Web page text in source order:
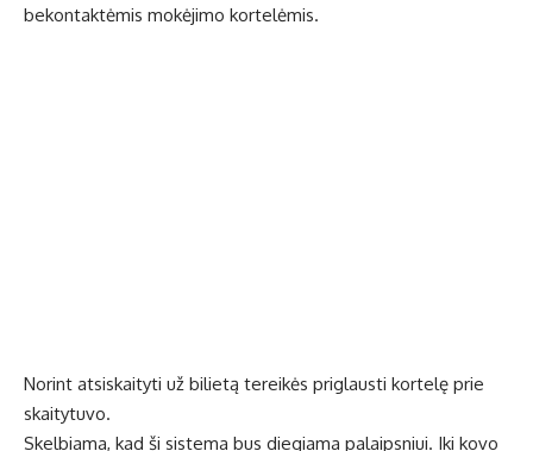
bekontaktėmis mokėjimo kortelėmis.
Norint atsiskaityti už bilietą tereikės priglausti kortelę prie
skaitytuvo.
Skelbiama, kad ši sistema bus diegiama palaipsniui. Iki kovo